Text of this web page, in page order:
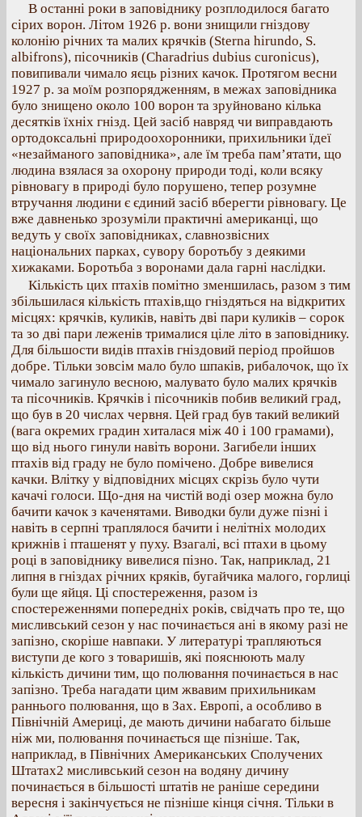
В останні роки в заповіднику розплодилося багато
сірих ворон. Літом 1926 р. вони знищили гніздову
колонію річних та малих крячків (Sterna hirundo, S.
albifrons), пісочників (Charadrius dubius curonicus),
повипивали чимало яєць різних качок. Протягом весни
1927 р. за моїм розпорядженням, в межах заповідника
було знищено около 100 ворон та зруйновано кілька
десятків їхніх гнізд. Цей засіб навряд чи виправдають
ортодоксальні природоохоронники, прихильники їдеї
«незайманого заповідника», але їм треба пам’ятати, що
людина взялася за охорону природи тоді, коли всяку
рівновагу в природі було порушено, тепер розумне
втручання людини є єдиний засіб вберегти рівновагу. Це
вже давненько зрозуміли практичні американці, що
ведуть у своїх заповідниках, славнозвісних
національних парках, сувору боротьбу з деякими
хижаками. Боротьба з воронами дала гарні наслідки.
Кількість цих птахів помітно зменшилась, разом з тим
збільшилася кількість птахів,що гніздяться на відкритих
місцях: крячків, куликів, навіть дві пари куликів – сорок
та зо дві пари леженів трималися ціле літо в заповіднику.
Для більшости видів птахів гніздовий період пройшов
добре. Тільки зовсім мало було шпаків, рибалочок, що їх
чимало загинуло весною, малувато було малих крячків
та пісочників. Крячків і пісочників побив великий град,
що був в 20 числах червня. Цей град був такий великий
(вага окремих градин хиталася між 40 і 100 грамами),
що від нього гинули навіть ворони. Загибели інших
птахів від граду не було помічено. Добре вивелися
качки. Влітку у відповідних місцях скрізь було чути
качачі голоси. Що‐дня на чистій воді озер можна було
бачити качок з каченятами. Виводки були дуже пізні і
навіть в серпні траплялося бачити і нелітніх молодих
крижнів і пташенят у пуху. Взагалі, всі птахи в цьому
році в заповіднику вивелися пізно. Так, наприклад, 21
липня в гніздах річних кряків, бугайчика малого, горлиці
були ще яйця. Ці спостереження, разом із
спостереженнями попередніх років, свідчать про те, що
мисливський сезон у нас починається ані в якому разі не
запізно, скоріше навпаки. У литературі трапляються
виступи де кого з товаришів, які пояснюють малу
кількість дичини тим, що полювання починається в нас
запізно. Треба нагадати цим жвавим прихильникам
раннього полювання, що в Зах. Европі, а особливо в
Північній Америці, де мають дичини набагато більше
ніж ми, полювання починається ще пізніше. Так,
наприклад, в Північних Американських Сполучених
Штатах2 мисливський сезон на водяну дичину
починається в більшості штатів не раніше середини
вересня і закінчується не пізніше кінця січня. Тільки в